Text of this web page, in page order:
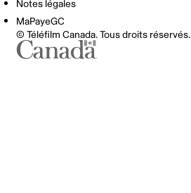
Notes légales
MaPayeGC
© Téléfilm Canada. Tous droits réservés.